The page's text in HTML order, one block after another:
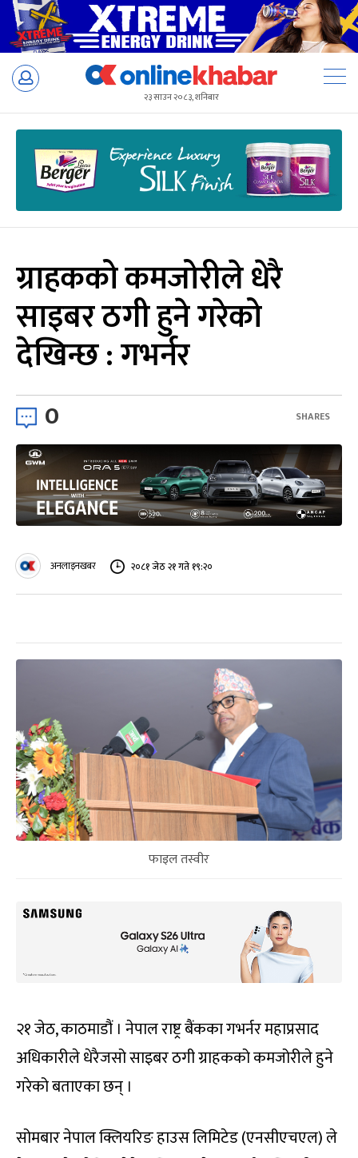
Skip
२३ साउन २०८३, शनिबार
ग्राहकको कमजोरीले धेरै
साइबर ठगी हुने गरेको
देखिन्छ : गभर्नर
0 SHARES
अनलाइनखबर २०८१ जेठ २१ गते १९:२०
फाइल तस्वीर
२१ जेठ, काठमाडौं । नेपाल राष्ट्र बैंकका गभर्नर महाप्रसाद
अधिकारीले धेरैजसो साइबर ठगी ग्राहकको कमजोरीले हुने
गरेको बताएका छन् ।
सोमबार नेपाल क्लियरिङ हाउस लिमिटेड (एनसीएचएल) ले